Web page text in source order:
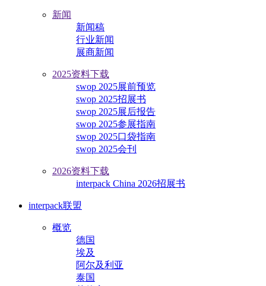
新闻
新闻稿
行业新闻
展商新闻
2025资料下载
swop 2025展前预览
swop 2025招展书
swop 2025展后报告
swop 2025参展指南
swop 2025口袋指南
swop 2025会刊
2026资料下载
interpack China 2026招展书
interpack联盟
概览
德国
埃及
阿尔及利亚
泰国